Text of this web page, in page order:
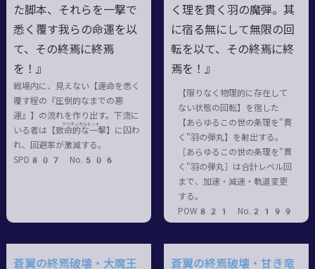
た脚本、それらを一撃で
悉く覆す我らの命運を以
て、その終焉に終焉
を！』
戦場内に、見えない【運命を悉く
覆す程の『圧倒的なまでの悪
運』】の流れを作り出す。下流に
いる者は【致命的
クリティカルヒット
な一撃】に囚わ
れ、回避率が激減する。
SPD807 No.506
く理を貫く羽の魔弾。其
に宿る無にして無限の回
転を以て、その終焉に終
焉を！』
【限りなく物理的に存在して
ない状態の回転】を宿した
【あらゆるこの世の条理を"貫
く"羽の弾丸】を射出する。
［あらゆるこの世の条理を"貫
く"羽の弾丸］は合計レベル回
まで、加速・減速・軌道変更
する。
POW821 No.2199
蒼翼の終焉破壊・大魔王
蒼翼の終焉破壊・甘き竜